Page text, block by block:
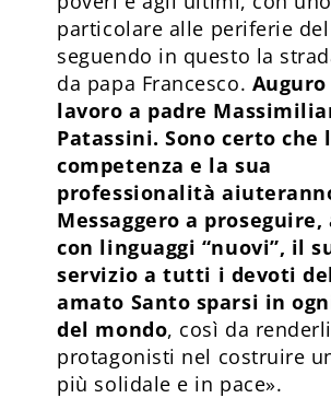
particolare alle periferie
seguendo in questo la
da papa Francesco.
lavoro a padre
Patassini. Sono certo che
competenza e la sua
professionalità
Messaggero a proseguire,
con linguaggi “nuovi”, il
servizio a tutti i devoti
amato Santo sparsi in
del mondo, così da renderli
protagonisti nel costruire
più solidale e in pace».